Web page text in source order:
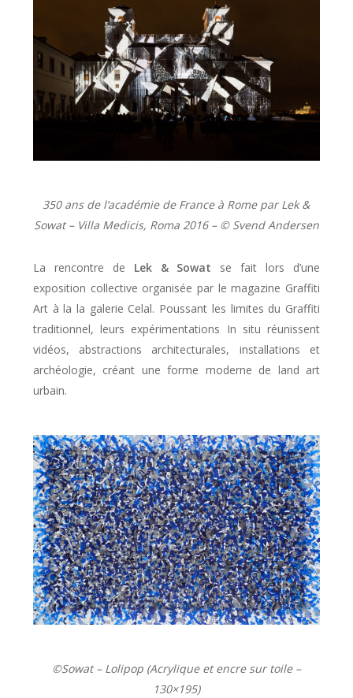
350 ans de l’académie de France à Rome par Lek &
Sowat – Villa Medicis, Roma 2016 – ©️ Svend Andersen
La rencontre de Lek & Sowat se fait lors d’une
exposition collective organisée par le magazine Graffiti
Art à la la galerie Celal. Poussant les limites du Graffiti
traditionnel, leurs expérimentations In situ réunissent
vidéos, abstractions architecturales, installations et
archéologie, créant une forme moderne de land art
urbain.
©️Sowat – Lolipop (Acrylique et encre sur toile –
130×195)